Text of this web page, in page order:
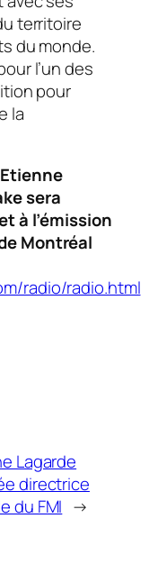
territoire
du monde.
l’un des
pour
la
sera
à l’émission
Montréal
radio/radio.html
Lagarde
directrice
du FMI →